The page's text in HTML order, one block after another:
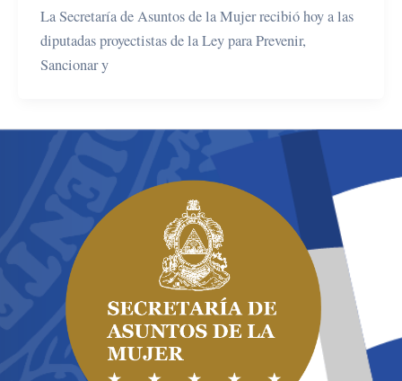
La Secretaría de Asuntos de la Mujer recibió hoy a las
diputadas proyectistas de la Ley para Prevenir,
Sancionar y